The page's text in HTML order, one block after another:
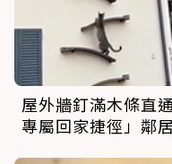
屋外牆釘滿木條直
專屬回家捷徑」鄰